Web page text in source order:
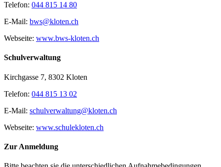
Telefon: 044 815 14 80
E-Mail: bws@kloten.ch
Webseite: www.bws-kloten.ch
Schulverwaltung
Kirchgasse 7, 8302 Kloten
Telefon: 044 815 13 02
E-Mail: schulverwaltung@kloten.ch
Webseite: www.schulekloten.ch
Zur Anmeldung